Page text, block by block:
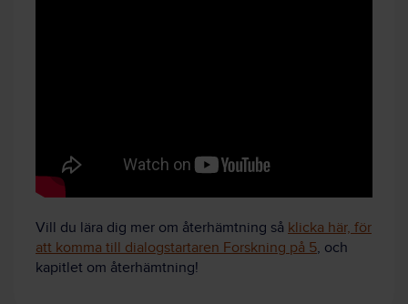
Vill du lära dig mer om återhämtning så klicka här, för
att komma till dialogstartaren Forskning på 5, och
kapitlet om återhämtning!